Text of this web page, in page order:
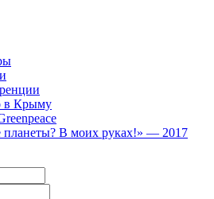
в Крыму
планеты? В моих руках!» — 2017